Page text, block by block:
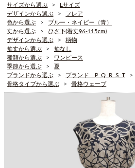
サイズから選ぶ
Lサイズ
デザインから選ぶ
フレア
色から選ぶ
ブルー・ネイビー（青）
丈から選ぶ
ひざ下(着丈96-115cm)
デザインから選ぶ
柄物
袖丈から選ぶ
袖なし
種類から選ぶ
ワンピース
季節から選ぶ
夏
ブランドから選ぶ
ブランド P･Q･R･S･T
骨格タイプから選ぶ
骨格ウェーブ